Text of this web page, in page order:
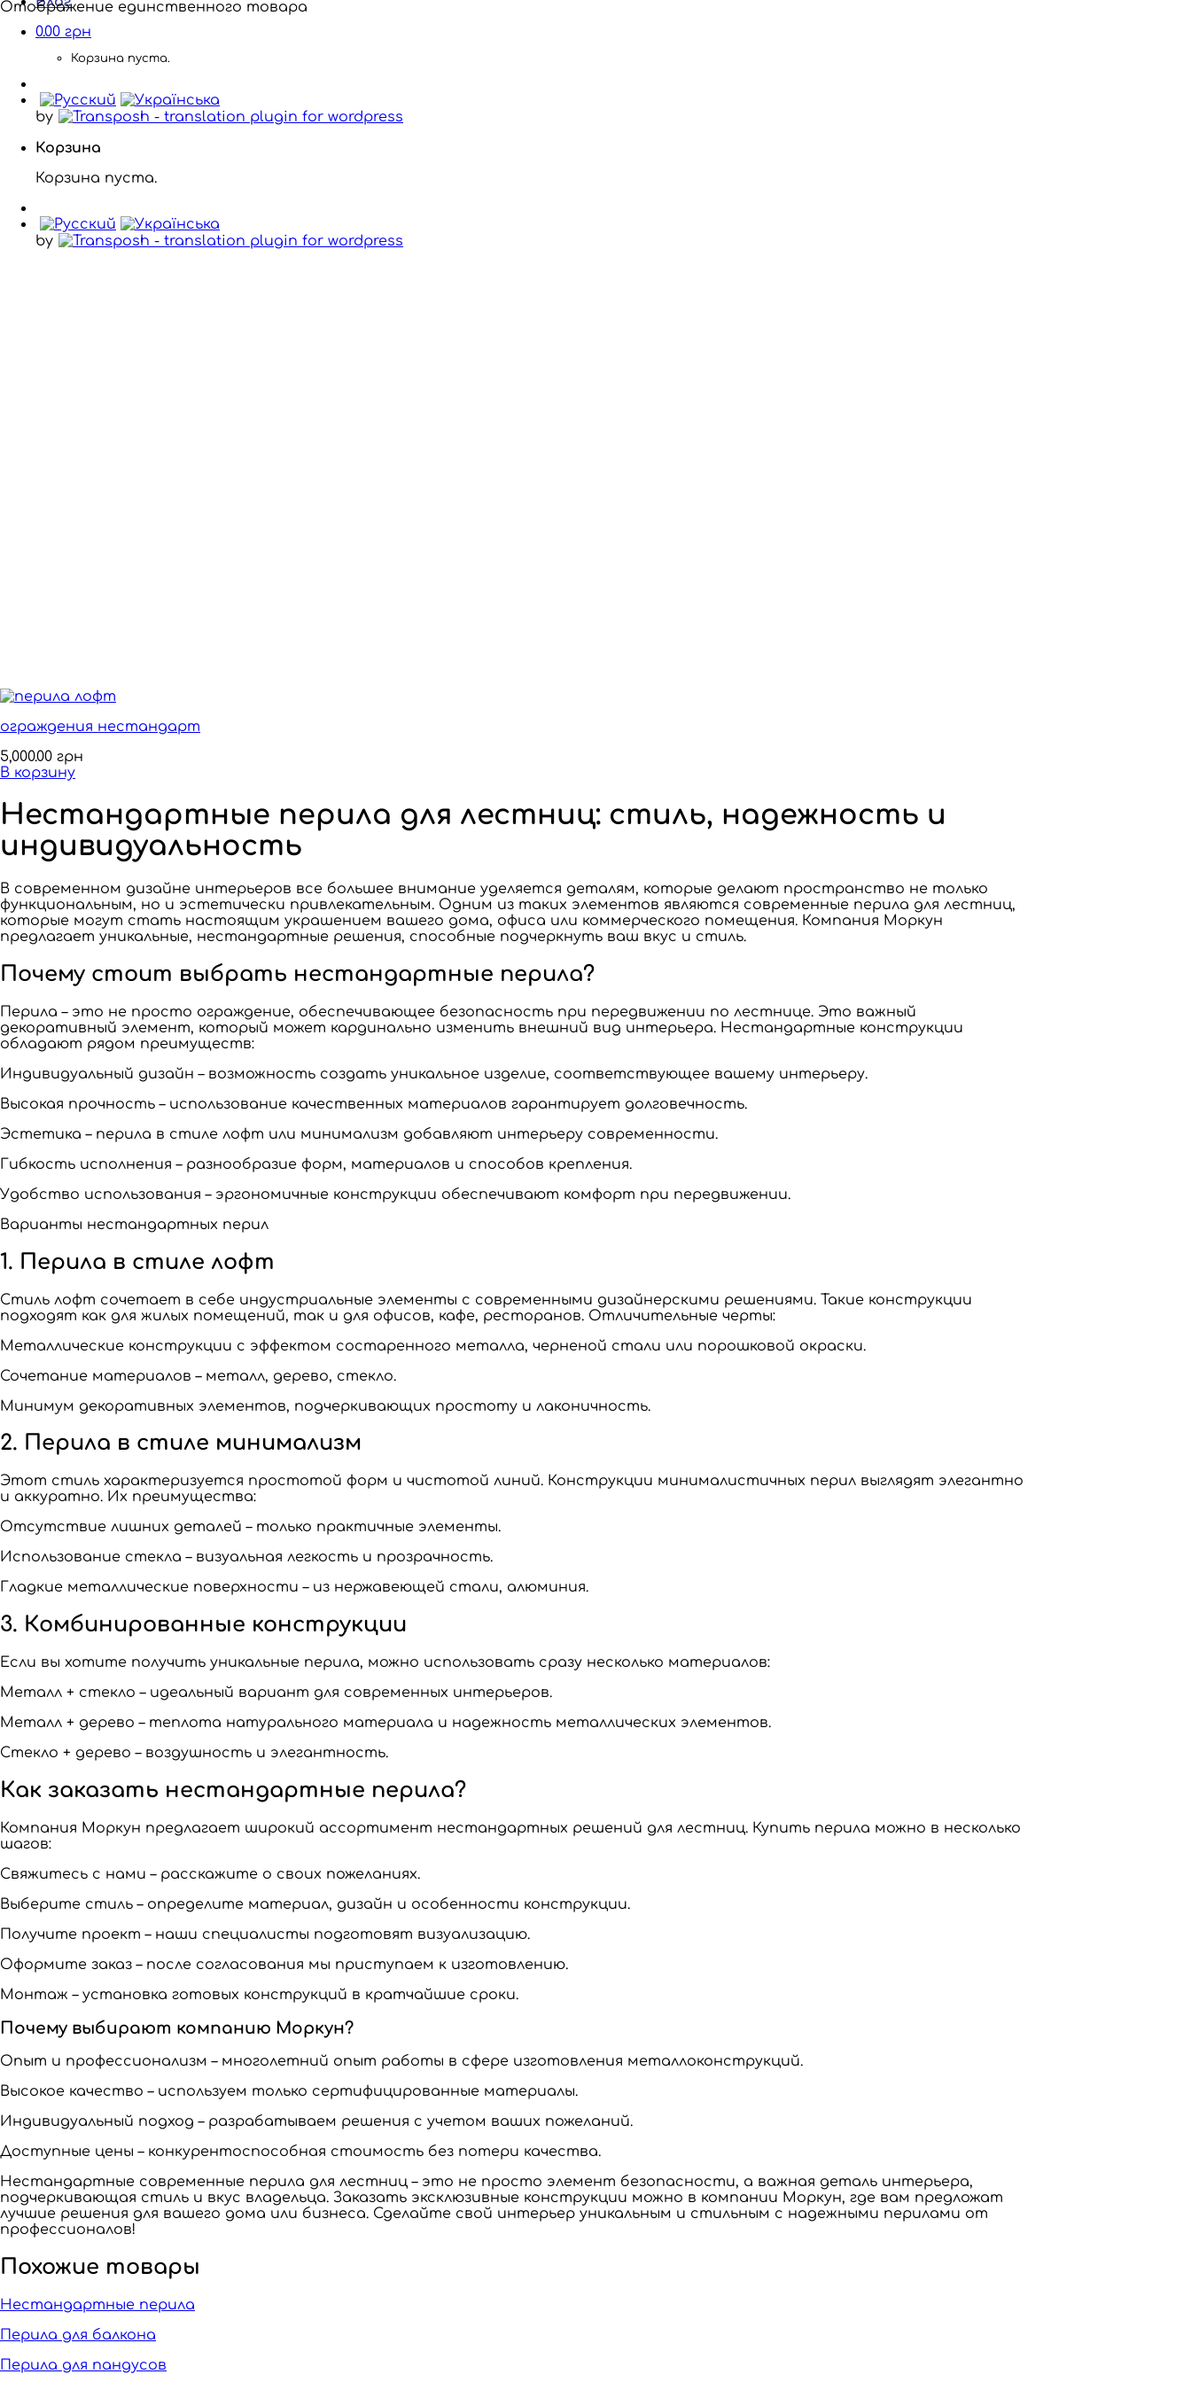
0.00 грн
Корзина пуста.
by
Корзина
Корзина пуста.
by
Отображение единственного товара
ограждения нестандарт
5,000.00 грн
В корзину
Нестандартные перила для лестниц: стиль, надежность и
индивидуальность
В современном дизайне интерьеров все большее внимание уделяется деталям, которые делают пространство не только
функциональным, но и эстетически привлекательным. Одним из таких элементов являются современные перила для лестниц,
которые могут стать настоящим украшением вашего дома, офиса или коммерческого помещения. Компания Моркун
предлагает уникальные, нестандартные решения, способные подчеркнуть ваш вкус и стиль.
Почему стоит выбрать нестандартные перила?
Перила – это не просто ограждение, обеспечивающее безопасность при передвижении по лестнице. Это важный
декоративный элемент, который может кардинально изменить внешний вид интерьера. Нестандартные конструкции
обладают рядом преимуществ:
Индивидуальный дизайн – возможность создать уникальное изделие, соответствующее вашему интерьеру.
Высокая прочность – использование качественных материалов гарантирует долговечность.
Эстетика – перила в стиле лофт или минимализм добавляют интерьеру современности.
Гибкость исполнения – разнообразие форм, материалов и способов крепления.
Удобство использования – эргономичные конструкции обеспечивают комфорт при передвижении.
Варианты нестандартных перил
1. Перила в стиле лофт
Стиль лофт сочетает в себе индустриальные элементы с современными дизайнерскими решениями. Такие конструкции
подходят как для жилых помещений, так и для офисов, кафе, ресторанов. Отличительные черты:
Металлические конструкции с эффектом состаренного металла, черненой стали или порошковой окраски.
Сочетание материалов – металл, дерево, стекло.
Минимум декоративных элементов, подчеркивающих простоту и лаконичность.
2. Перила в стиле минимализм
Этот стиль характеризуется простотой форм и чистотой линий. Конструкции минималистичных перил выглядят элегантно
и аккуратно. Их преимущества:
Отсутствие лишних деталей – только практичные элементы.
Использование стекла – визуальная легкость и прозрачность.
Гладкие металлические поверхности – из нержавеющей стали, алюминия.
3. Комбинированные конструкции
Если вы хотите получить уникальные перила, можно использовать сразу несколько материалов:
Металл + стекло – идеальный вариант для современных интерьеров.
Металл + дерево – теплота натурального материала и надежность металлических элементов.
Стекло + дерево – воздушность и элегантность.
Как заказать нестандартные перила?
Компания Моркун предлагает широкий ассортимент нестандартных решений для лестниц. Купить перила можно в несколько
шагов:
Свяжитесь с нами – расскажите о своих пожеланиях.
Выберите стиль – определите материал, дизайн и особенности конструкции.
Получите проект – наши специалисты подготовят визуализацию.
Оформите заказ – после согласования мы приступаем к изготовлению.
Монтаж – установка готовых конструкций в кратчайшие сроки.
Почему выбирают компанию Моркун?
Опыт и профессионализм – многолетний опыт работы в сфере изготовления металлоконструкций.
Высокое качество – используем только сертифицированные материалы.
Индивидуальный подход – разрабатываем решения с учетом ваших пожеланий.
Доступные цены – конкурентоспособная стоимость без потери качества.
Нестандартные современные перила для лестниц – это не просто элемент безопасности, а важная деталь интерьера,
подчеркивающая стиль и вкус владельца. Заказать эксклюзивные конструкции можно в компании Моркун, где вам предложат
лучшие решения для вашего дома или бизнеса. Сделайте свой интерьер уникальным и стильным с надежными перилами от
профессионалов!
Похожие товары
Нестандартные перила
Перила для балкона
Перила для пандусов